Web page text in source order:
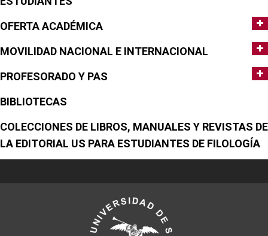
OFERTA ACADÉMICA
MOVILIDAD NACIONAL E INTERNACIONAL
PROFESORADO Y PAS
BIBLIOTECAS
COLECCIONES DE LIBROS, MANUALES Y REVISTAS DE
LA EDITORIAL US PARA ESTUDIANTES DE FILOLOGÍA